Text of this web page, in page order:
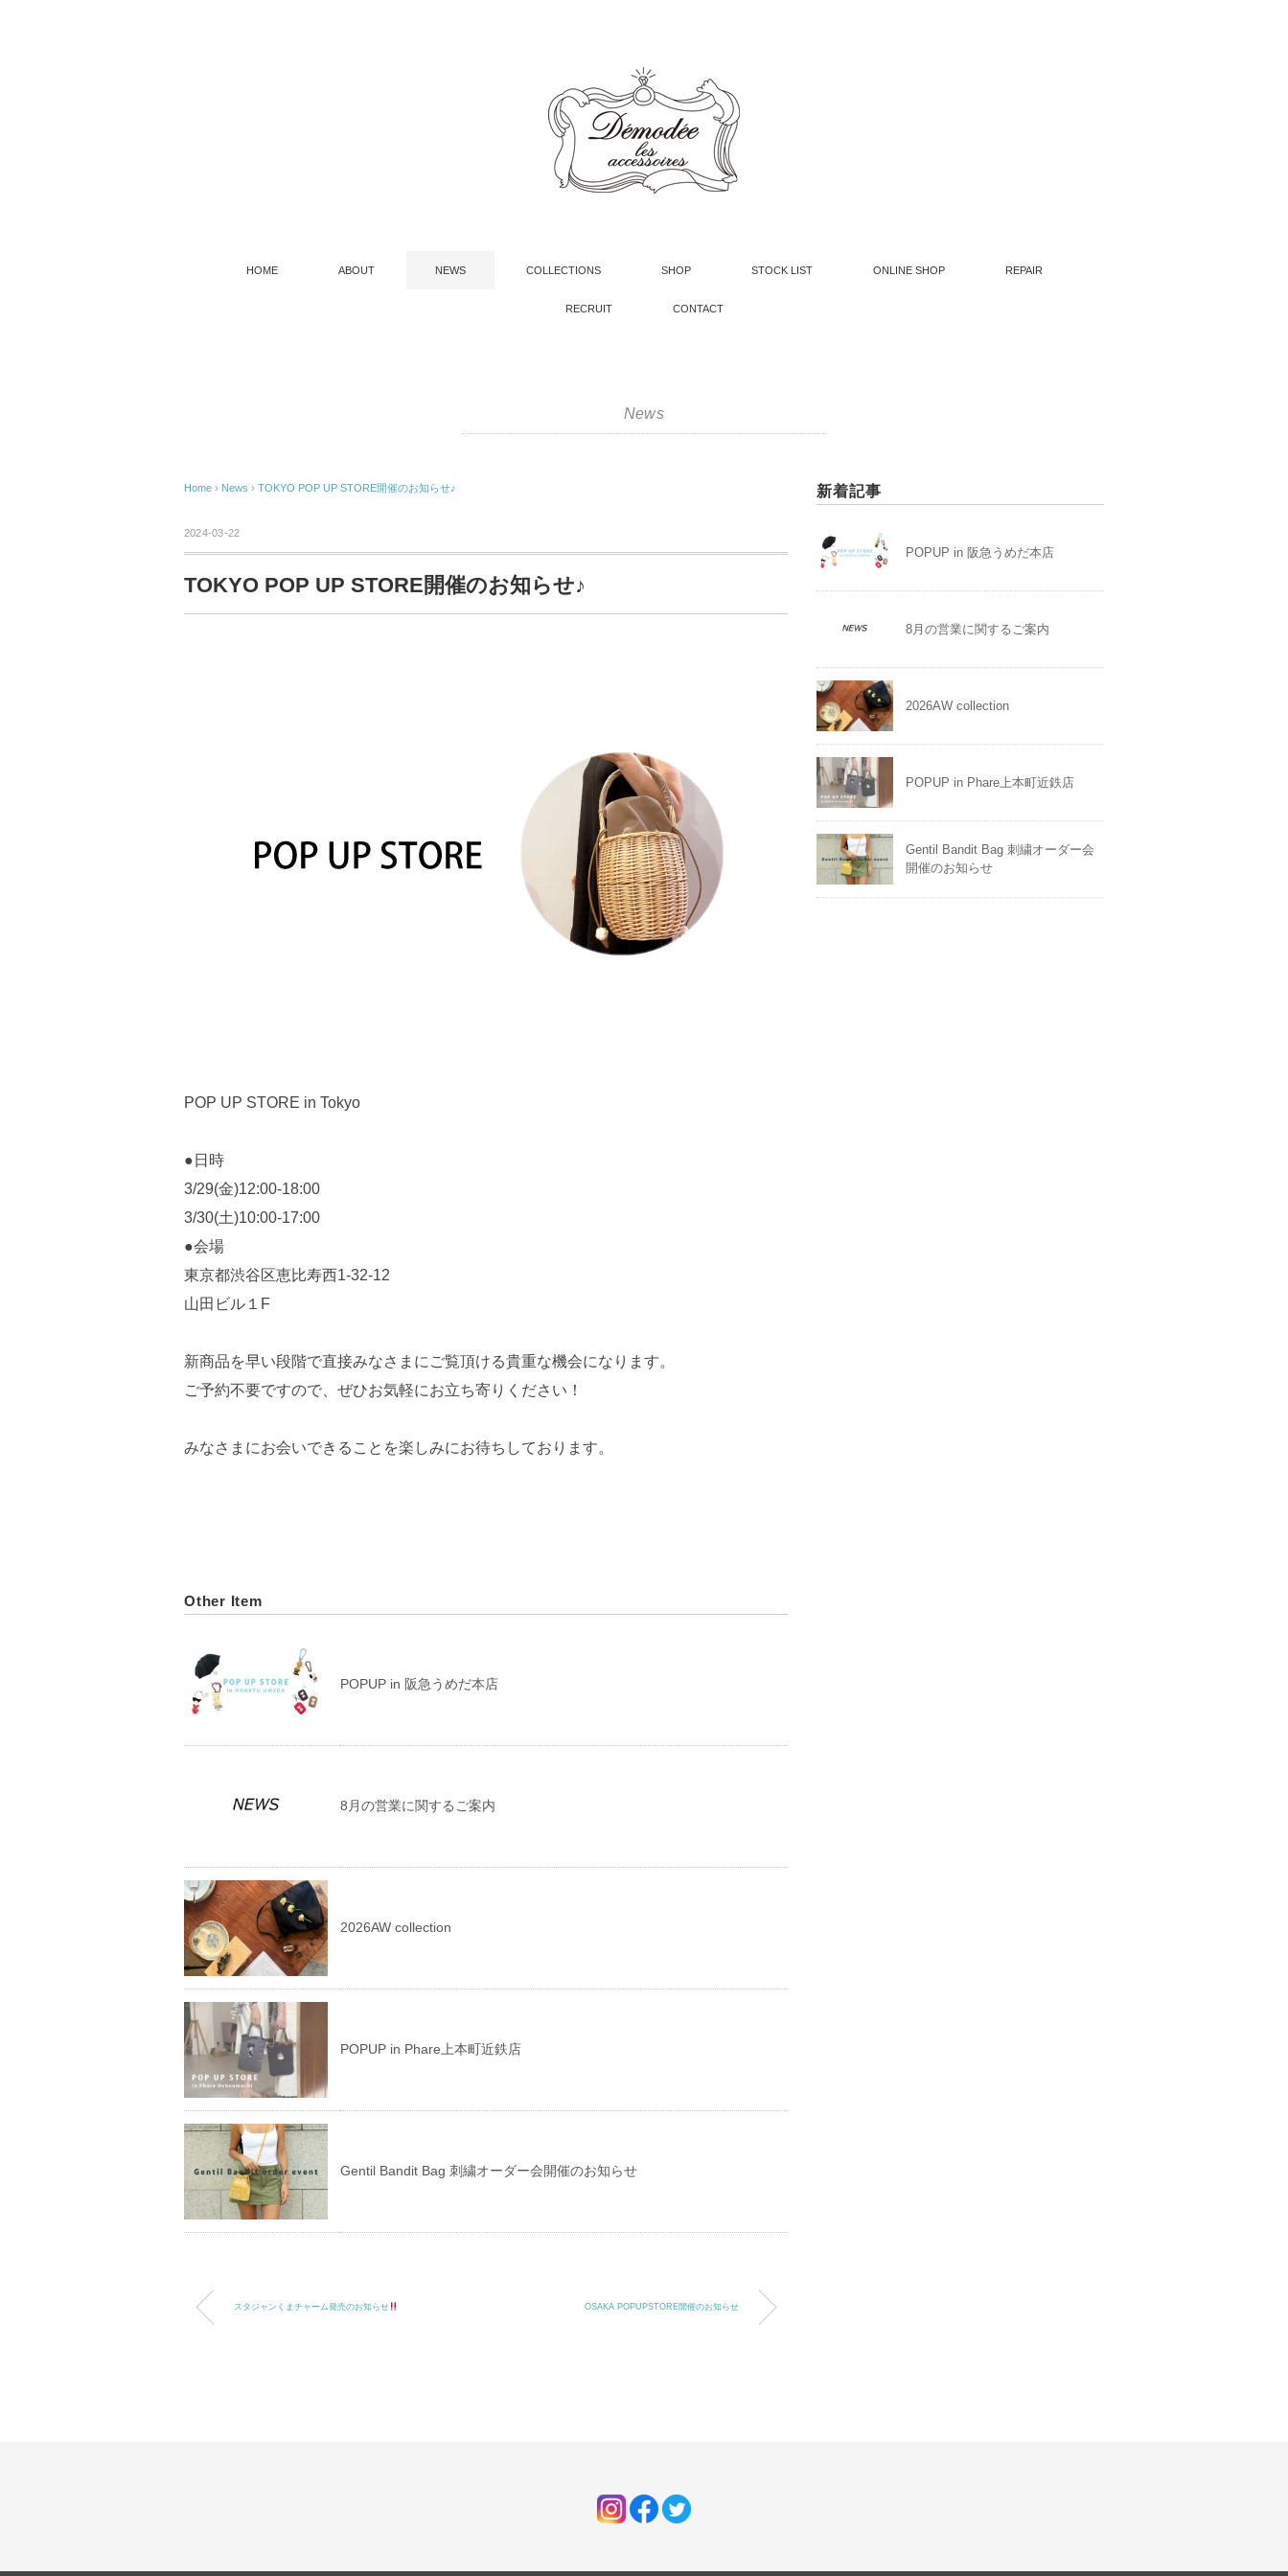
HOME ABOUT NEWS COLLECTIONS SHOP STOCK LIST ONLINE SHOP REPAIR
RECRUIT CONTACT
News
Home › News › TOKYO POP UP STORE開催のお知らせ♪
2024-03-22
TOKYO POP UP STORE開催のお知らせ♪
POP UP STORE in Tokyo
●日時
3/29(金)12:00-18:00
3/30(土)10:00-17:00
●会場
東京都渋谷区恵比寿西1-32-12
山田ビル１F
新商品を早い段階で直接みなさまにご覧頂ける貴重な機会になります。
ご予約不要ですので、ぜひお気軽にお立ち寄りください！
みなさまにお会いできることを楽しみにお待ちしております。
Other Item
POPUP in 阪急うめだ本店
8月の営業に関するご案内
2026AW collection
POPUP in Phare上本町近鉄店
Gentil Bandit Bag 刺繍オーダー会開催のお知らせ
スタジャンくまチャーム発売のお知らせ OSAKA POPUPSTORE開催のお知らせ
新着記事
POPUP in 阪急うめだ本店
8月の営業に関するご案内
2026AW collection
POPUP in Phare上本町近鉄店
Gentil Bandit Bag 刺繍オーダー会
開催のお知らせ